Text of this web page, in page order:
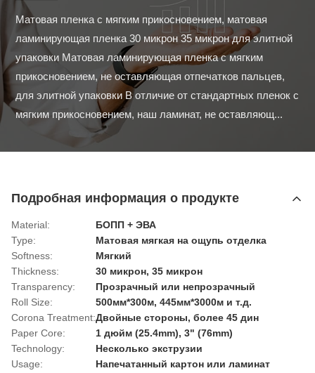
Матовая пленка с мягким прикосновением, матовая
ламинирующая пленка 30 микрон 35 микрон для элитной
упаковки Матовая ламинирующая пленка с мягким
прикосновением, не оставляющая отпечатков пальцев,
для элитной упаковки В отличие от стандартных пленок с
мягким прикосновением, наш ламинат, не оставляющ...
Подробная информация о продукте
Material:
БОПП + ЭВА
Type:
Матовая мягкая на ощупь отделка
Softness:
Мягкий
Thickness:
30 микрон, 35 микрон
Transparency:
Прозрачный или непрозрачный
Roll Size:
500мм*300м, 445мм*3000м и т.д.
Corona Treatment:Двойные стороны, более 45 дин
Paper Core:
1 дюйм (25.4mm), 3" (76mm)
Technology:
Несколько экструзии
Usage:
Напечатанный картон или ламинат